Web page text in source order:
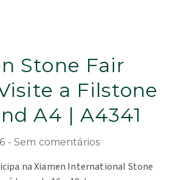
Stone Fair
a Filstone
A4 | A4341
Sem comentários
na Xiamen International Stone